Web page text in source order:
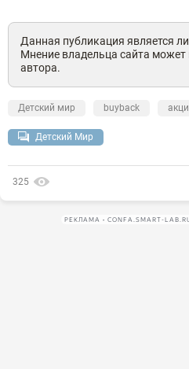
Данная публикация является
Мнение владельца сайта может
автора.
Детский мир buyback
Детский Мир
325
РЕКЛАМА • CONFA.SMART-